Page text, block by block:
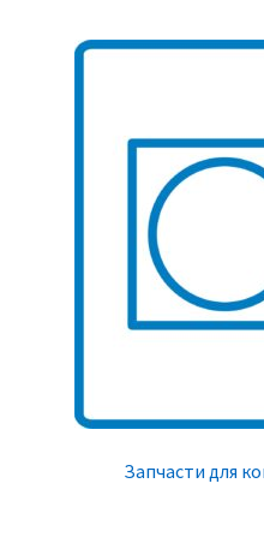
Запчасти для